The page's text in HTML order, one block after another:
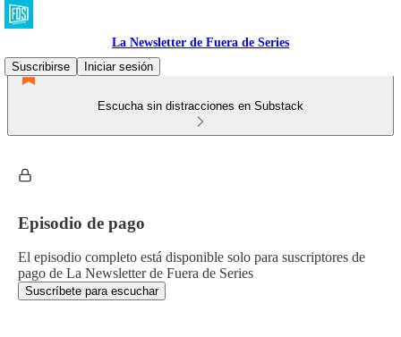
La Newsletter de Fuera de Series
Suscribirse
Iniciar sesión
Escucha sin distracciones en Substack
Episodio de pago
El episodio completo está disponible solo para suscriptores de
pago de La Newsletter de Fuera de Series
Suscríbete para escuchar